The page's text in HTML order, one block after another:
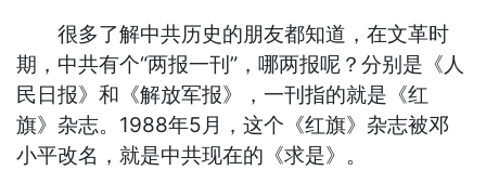
很多了解中共历史的朋友都知道，在文革时
期，中共有个“两报一刊”，哪两报呢？分别是《人
民日报》和《解放军报》，一刊指的就是《红
旗》杂志。1988年5月，这个《红旗》杂志被邓
小平改名，就是中共现在的《求是》。